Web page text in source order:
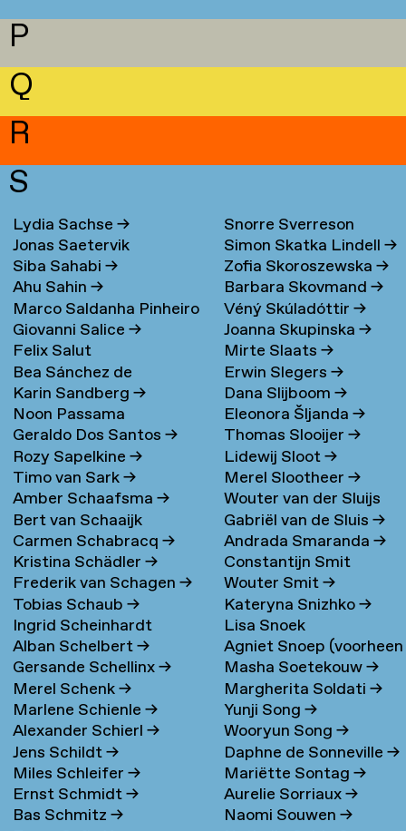
P
Q
R
S
Lydia Sachse→
Jonas Saetervik
Siba Sahabi→
Ahu Sahin→
Marco Saldanha Pinheiro
→
Giovanni Salice→
Felix Salut
Bea Sánchez de
Lamadrid Bayón→
Karin Sandberg→
Noon Passama
Sanpatchayapong→
Geraldo Dos Santos→
Rozy Sapelkine→
Timo van Sark→
Amber Schaafsma→
Bert van Schaaijk
Carmen Schabracq→
Kristina Schädler→
Frederik van Schagen→
Tobias Schaub→
Ingrid Scheinhardt
Alban Schelbert→
Gersande Schellinx→
Merel Schenk→
Marlene Schienle→
Alexander Schierl→
Jens Schildt→
Miles Schleifer→
Ernst Schmidt→
Bas Schmitz→
Snorre Sverreson
Skarveland Petlund→
Simon Skatka Lindell→
Zofia Skoroszewska→
Barbara Skovmand→
Véný Skúladóttir→
Joanna Skupinska→
Mirte Slaats→
Erwin Slegers→
Dana Slijboom→
Eleonora Šljanda→
Thomas Slooijer→
Lidewij Sloot→
Merel Slootheer→
Wouter van der Sluijs
Gabriël van de Sluis→
Andrada Smaranda→
Constantijn Smit
Wouter Smit→
Kateryna Snizhko→
Lisa Snoek
Agniet Snoep (voorheen
Meijerman)→
Masha Soetekouw→
Margherita Soldati→
Yunji Song→
Wooryun Song→
Daphne de Sonneville→
Mariëtte Sontag→
Aurelie Sorriaux→
Naomi Souwen→